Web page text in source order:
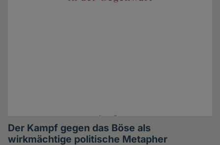
Der Kampf gegen das Böse als
wirkmächtige politische Metapher